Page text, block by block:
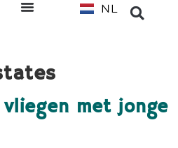
NL
EN
vliegen met jonge